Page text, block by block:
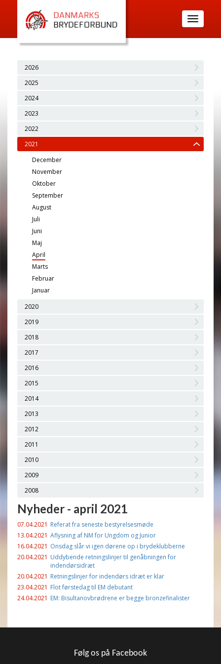
Toggle
navigation
2026
2025
2024
2023
2022
2021
December
November
Oktober
September
August
Juli
Juni
Maj
April
Marts
Februar
Januar
2020
2019
2018
2017
2016
2015
2014
2013
2012
2011
2010
2009
2008
Nyheder - april 2021
07.04.2021 Referat fra seneste bestyrelsesmøde
13.04.2021 Aflysning af NM for Ungdom og Junior
16.04.2021 Onsdag slår vi igen dørene op i brydeklubberne
20.04.2021 Uddybende retningslinjer til genåbningen for
indendørsidræt
20.04.2021 Retningslinjer for indendørs idræt er klar
23.04.2021 Flot førstedag til EM debutant
24.04.2021 EM: Bisultanovbrødrene er begge bronzefinalister
Følg os på Facebook